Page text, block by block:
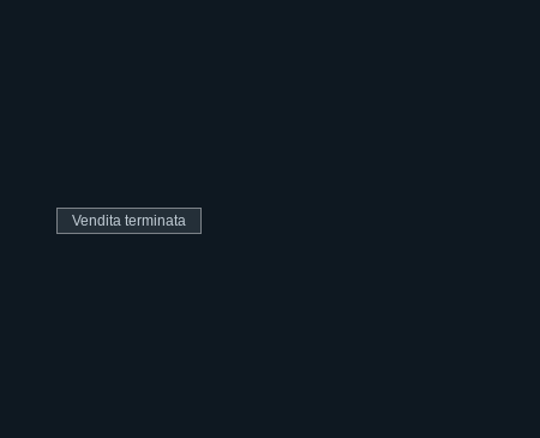
Vendita terminata